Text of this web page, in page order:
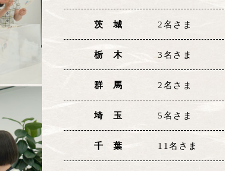
茨 城 2名さま
栃 木 3名さま
群 馬 2名さま
埼 玉 5名さま
千 葉 11名さま